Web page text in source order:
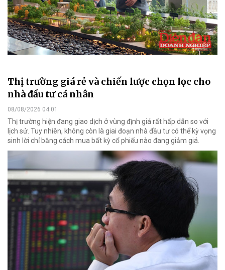
Thị trường giá rẻ và chiến lược chọn lọc cho
nhà đầu tư cá nhân
08/08/2026 04:01
Thị trường hiện đang giao dịch ở vùng định giá rất hấp dẫn so với
lịch sử. Tuy nhiên, không còn là giai đoạn nhà đầu tư có thể kỳ vọng
sinh lời chỉ bằng cách mua bất kỳ cổ phiếu nào đang giảm giá.